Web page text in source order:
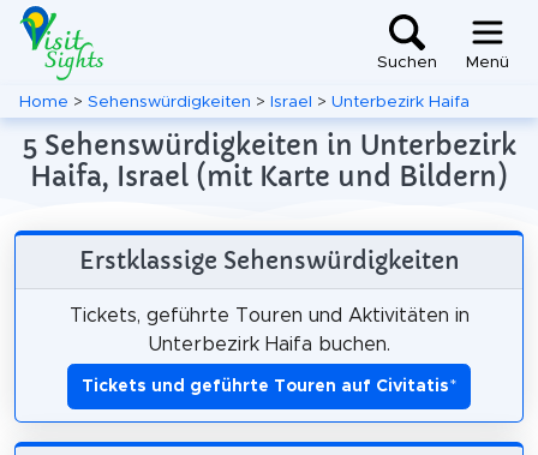
Suchen Menü
Home > Sehenswürdigkeiten > Israel > Unterbezirk Haifa
5 Sehenswürdigkeiten in Unterbezirk
Haifa, Israel (mit Karte und Bildern)
Erstklassige Sehenswürdigkeiten
Tickets, geführte Touren und Aktivitäten in
Unterbezirk Haifa buchen.
Tickets und geführte Touren auf Civitatis*